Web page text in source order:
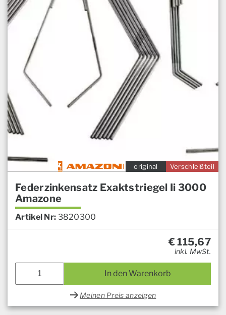
Verschleißteil
original
Federzinkensatz Exaktstriegel Ii 3000
Amazone
Artikel Nr: 3820300
€115,67
inkl. MwSt.
In den Warenkorb
Meinen Preis anzeigen